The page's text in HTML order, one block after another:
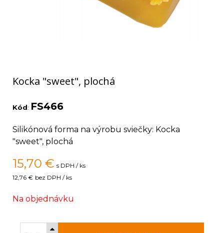
Kocka "sweet", plochá
Kód: FS466
Silikónová forma na výrobu sviečky: Kocka
"sweet", plochá
15,70 € s DPH / ks
12,76 € bez DPH / ks
Na objednávku